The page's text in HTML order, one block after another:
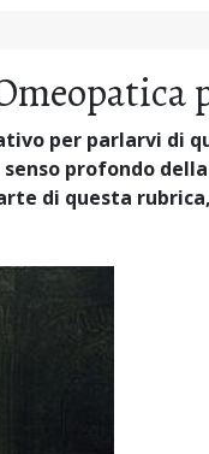
per parlarvi
senso profondo
di questa